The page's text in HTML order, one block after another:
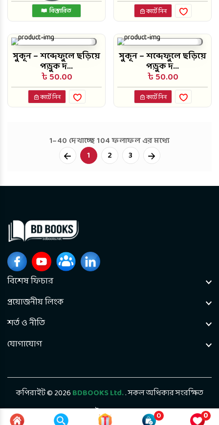
0 0
বিস্তারিত কার্টে নিন
সুকূন – শব্দেফুলে ছড়িয়ে
পড়ুক দ...
৳ 50.00
কার্টে নিন
সুকূন – শব্দেফুলে ছড়িয়ে
পড়ুক দ...
৳ 50.00
কার্টে নিন
1–40 দেখাচ্ছে 104 ফলাফল এর মধ্যে
1
2 3 Next
বিশেষ ফিচার
প্রয়োজনীয় লিংক
শর্ত ও নীতি
যোগাযোগ
কপিরাইট © 2026BDBOOKS Ltd.. সকল অধিকার সংরক্ষিত
ডেভেলপড বাইBintel Future Tech